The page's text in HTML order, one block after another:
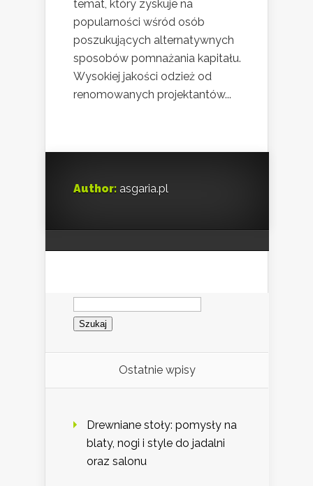
temat, który zyskuje na
popularności wśród osób
poszukujących alternatywnych
sposobów pomnażania kapitału.
Wysokiej jakości odzież od
renomowanych projektantów...
Author: asgaria.pl
Szukaj:
Ostatnie wpisy
Drewniane stoły: pomysły na
blaty, nogi i style do jadalni
oraz salonu